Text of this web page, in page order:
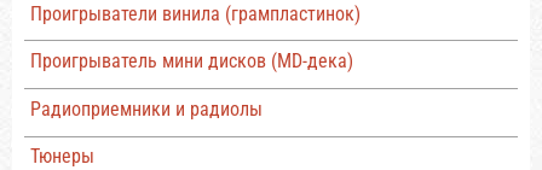
Проигрыватели винила (грампластинок)
Проигрыватель мини дисков (MD-дека)
Радиоприемники и радиолы
Тюнеры